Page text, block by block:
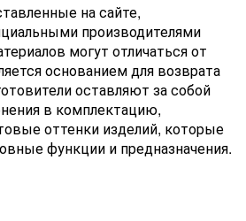
на сайте,
производителями
могут отличаться от
основанием для возврата
оставляют за собой
в комплектацию,
оттенки изделий, которые
функции и предназначения.